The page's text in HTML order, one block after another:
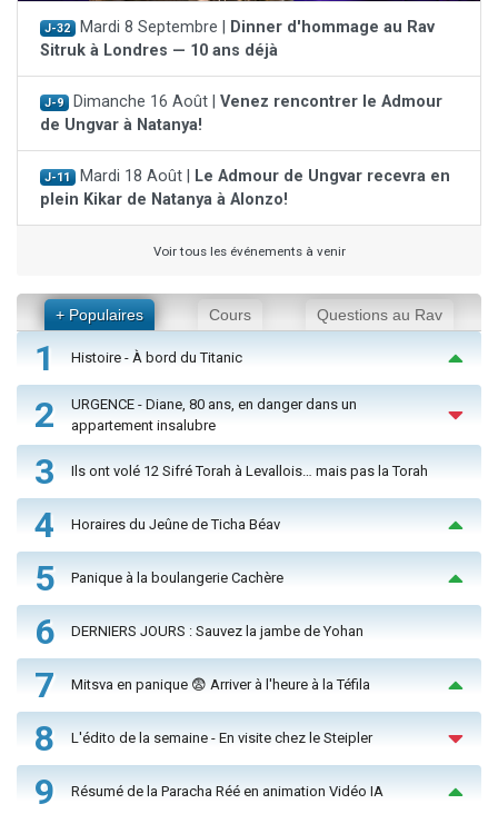
J-32 Mardi 8 Septembre |
Dinner d'hommage au Rav
Sitruk à Londres — 10 ans déjà
J-9 Dimanche 16 Août | Venez rencontrer le Admour
de Ungvar à Natanya!
J-11 Mardi 18 Août |
Le Admour de Ungvar recevra en
plein Kikar de Natanya à Alonzo!
Voir tous les événements à venir
+ Populaires Cours Questions au Rav
1 Histoire - À bord du Titanic
2
URGENCE - Diane, 80 ans, en danger dans un
appartement insalubre
3 Ils ont volé 12 Sifré Torah à Levallois… mais pas la Torah
4 Horaires du Jeûne de Ticha Béav
5 Panique à la boulangerie Cachère
6 DERNIERS JOURS : Sauvez la jambe de Yohan
7 Mitsva en panique 😨 Arriver à l'heure à la Téfila
8 L'édito de la semaine - En visite chez le Steipler
9 Résumé de la Paracha Réé en animation Vidéo IA